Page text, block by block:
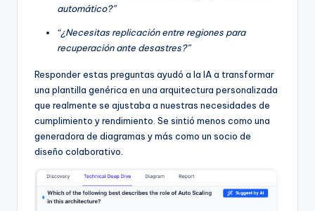
automático?”
“¿Necesitas replicación entre regiones para
recuperación ante desastres?”
Responder estas preguntas ayudó a la IA a transformar
una plantilla genérica en una arquitectura personalizada
que realmente se ajustaba a nuestras necesidades de
cumplimiento y rendimiento. Se sintió menos como una
generadora de diagramas y más como un socio de
diseño colaborativo.